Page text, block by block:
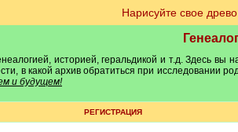
Нарисуйте свое
историей, геральдикой и т.д. Здесь вы
в какой архив обратиться при исследовании
и будущем!
РЕГИСТРАЦИЯ